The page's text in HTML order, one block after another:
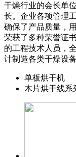
干燥行业的会长单
长。企业各项管理
确保了产品质量，
荣获了多种荣誉证
的工程技术人员，
计制造各类干燥设
单板烘干机
木片烘干线系